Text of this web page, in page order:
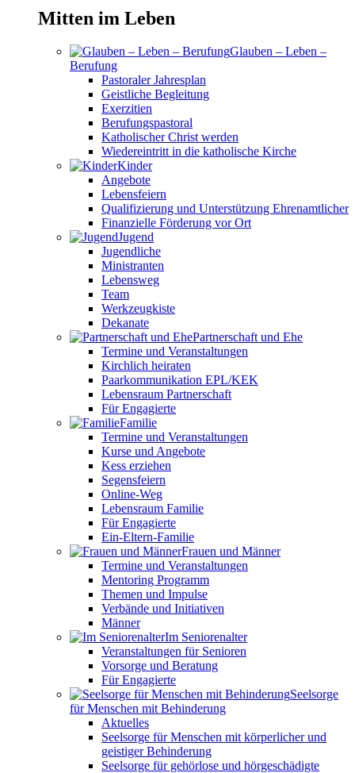
Mitten im Leben
Glauben – Leben –
Berufung
Pastoraler Jahresplan
Geistliche Begleitung
Exerzitien
Berufungspastoral
Katholischer Christ werden
Wiedereintritt in die katholische Kirche
Kinder
Angebote
Lebensfeiern
Qualifizierung und Unterstützung Ehrenamtlicher
Finanzielle Förderung vor Ort
Jugend
Jugendliche
Ministranten
Lebensweg
Team
Werkzeugkiste
Dekanate
Partnerschaft und Ehe
Termine und Veranstaltungen
Kirchlich heiraten
Paarkommunikation EPL/KEK
Lebensraum Partnerschaft
Für Engagierte
Familie
Termine und Veranstaltungen
Kurse und Angebote
Kess erziehen
Segensfeiern
Online-Weg
Lebensraum Familie
Für Engagierte
Ein-Eltern-Familie
Frauen und Männer
Termine und Veranstaltungen
Mentoring Programm
Themen und Impulse
Verbände und Initiativen
Männer
Im Seniorenalter
Veranstaltungen für Senioren
Vorsorge und Beratung
Für Engagierte
Seelsorge
für Menschen mit Behinderung
Aktuelles
Seelsorge für Menschen mit körperlicher und
geistiger Behinderung
Seelsorge für gehörlose und hörgeschädigte